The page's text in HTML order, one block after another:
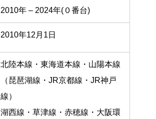
2010年 – 2024年(０番台)
2010年12月1日
北陸本線・東海道本線・山陽本線
（琵琶湖線・JR京都線・JR神戸
線）
湖西線・草津線・赤穂線・大阪環